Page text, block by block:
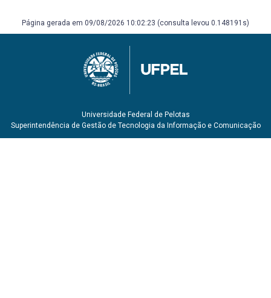
IBERMUSEOS, 1., 2007. Salvador, BA. [Memórias do] I
28 de junho de 2007, em Salvador, Bahia. Brasília: Instituto
do Patrimônio Histórico e Artístico Nacional,
Departamento de Museus e Centros Culturais, 2008.
Página gerada em 09/08/2026 10:02:23 (consulta levou 0.148191s)
Universidade Federal de Pelotas
Superintendência de Gestão de Tecnologia da Informação e Comunicação